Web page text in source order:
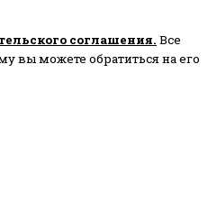
соглашения. Все
вы можете обратиться на его